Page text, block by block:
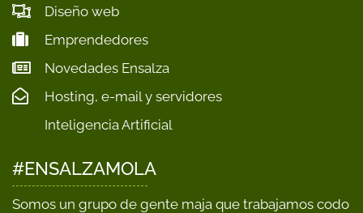
Diseño web
Emprendedores
Novedades Ensalza
Hosting, e-mail y servidores
Inteligencia Artificial
#ENSALZAMOLA
Somos un grupo de gente maja que trabajamos codo